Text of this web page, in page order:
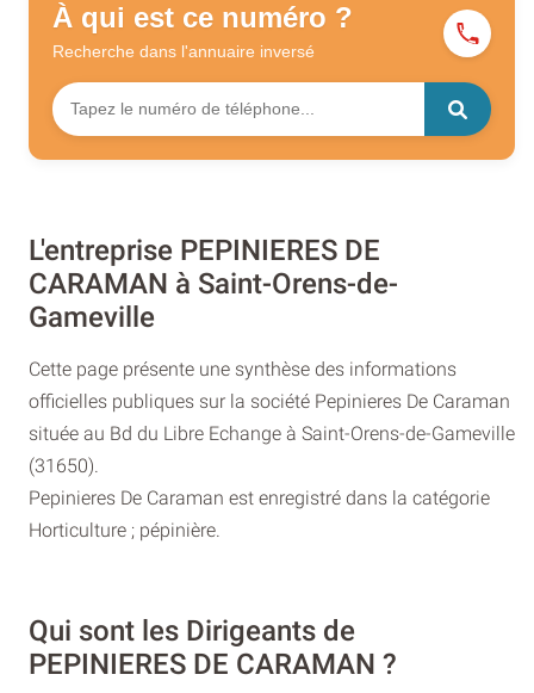
À qui est ce numéro ?
Recherche dans l'annuaire inversé
L'entreprise PEPINIERES DE
CARAMAN à Saint-Orens-de-
Gameville
Cette page présente une synthèse des informations
officielles publiques sur la société Pepinieres De Caraman
située au Bd du Libre Echange à Saint-Orens-de-Gameville
(31650).
Pepinieres De Caraman est enregistré dans la catégorie
Horticulture ; pépinière.
Qui sont les Dirigeants de
PEPINIERES DE CARAMAN ?